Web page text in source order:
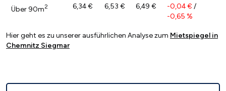
Über 90m2 6,34 € 6,53 € 6,49 € -0,04 € /
-0,65 %
Hier geht es zu unserer ausführlichen Analyse zum Mietspiegel in
Chemnitz Siegmar